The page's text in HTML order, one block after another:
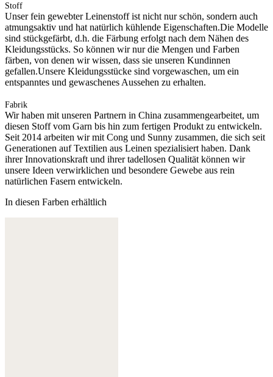
Stoff
Unser fein gewebter Leinenstoff ist nicht nur schön, sondern auch
atmungsaktiv und hat natürlich kühlende Eigenschaften.Die Modelle
sind stückgefärbt, d.h. die Färbung erfolgt nach dem Nähen des
Kleidungsstücks. So können wir nur die Mengen und Farben
färben, von denen wir wissen, dass sie unseren Kundinnen
gefallen.Unsere Kleidungsstücke sind vorgewaschen, um ein
entspanntes und gewaschenes Aussehen zu erhalten.
Fabrik
Wir haben mit unseren Partnern in China zusammengearbeitet, um
diesen Stoff vom Garn bis hin zum fertigen Produkt zu entwickeln.
Seit 2014 arbeiten wir mit Cong und Sunny zusammen, die sich seit
Generationen auf Textilien aus Leinen spezialisiert haben. Dank
ihrer Innovationskraft und ihrer tadellosen Qualität können wir
unsere Ideen verwirklichen und besondere Gewebe aus rein
natürlichen Fasern entwickeln.
In diesen Farben erhältlich